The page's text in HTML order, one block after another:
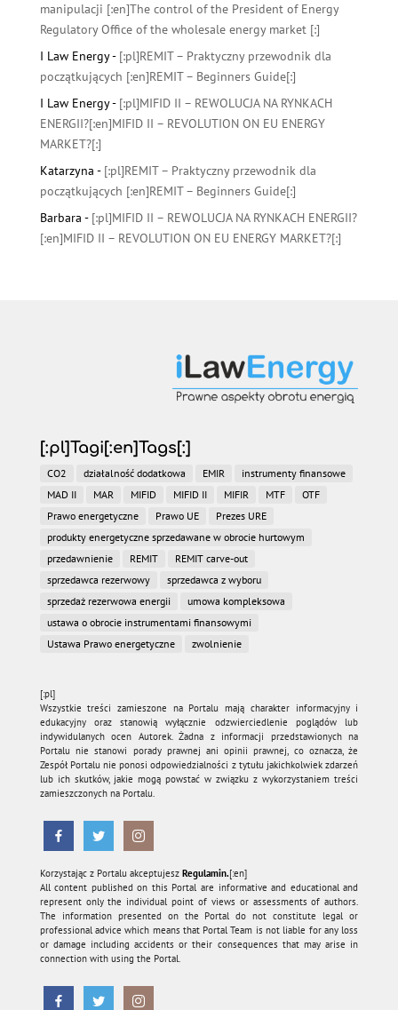
manipulacji [:en]The control of the President of Energy
Regulatory Office of the wholesale energy market [:]
I Law Energy- [:pl]REMIT – Praktyczny przewodnik dla
początkujących [:en]REMIT – Beginners Guide[:]
I Law Energy- [:pl]MIFID II – REWOLUCJA NA RYNKACH
ENERGII?[:en]MIFID II – REVOLUTION ON EU ENERGY
MARKET?[:]
Katarzyna - [:pl]REMIT – Praktyczny przewodnik dla
początkujących [:en]REMIT – Beginners Guide[:]
Barbara - [:pl]MIFID II – REWOLUCJA NA RYNKACH ENERGII?
[:en]MIFID II – REVOLUTION ON EU ENERGY MARKET?[:]
[:pl]Tagi[:en]Tags[:]
CO2 działalność dodatkowa EMIR
instrumenty finansowe
MAD II
MAR MIFID MIFID II MIFIR MTF
OTF
Prawo energetyczne
Prawo UE
Prezes URE
produkty energetyczne sprzedawane w obrocie hurtowym
przedawnienie
REMIT
REMIT carve-out
sprzedawca rezerwowy
sprzedawca z wyboru
sprzedaż rezerwowa energii
umowa kompleksowa
ustawa o obrocie instrumentami finansowymi
Ustawa Prawo energetyczne
zwolnienie
[:pl]
Wszystkie treści zamieszone na Portalu mają charakter informacyjny i
edukacyjny oraz stanowią wyłącznie odzwierciedlenie poglądów lub
indywidulanych ocen Autorek. Żadna z informacji przedstawionych na
Portalu nie stanowi porady prawnej ani opinii prawnej, co oznacza, że
Zespół Portalu nie ponosi odpowiedzialności z tytułu jakichkolwiek zdarzeń
lub ich skutków, jakie mogą powstać w związku z wykorzystaniem treści
zamieszczonych na Portalu.
Korzystając z Portalu akceptujesz Regulamin.[:en]
All content published on this Portal are informative and educational and
represent only the individual point of views or assessments of authors.
The information presented on the Portal do not constitute legal or
professional advice which means that Portal Team is not liable for any loss
or damage including accidents or their consequences that may arise in
connection with using the Portal.